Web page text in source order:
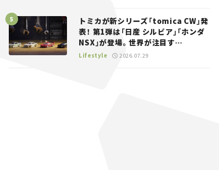
トミカが新シリーズ「tomica CW」発
表！ 第1弾は「日産 シルビア」「ホンダ
NSX」が登場。世界が注目す
る“JDM”に焦点【クルマとホビー】
Lifestyle 2026.07.29